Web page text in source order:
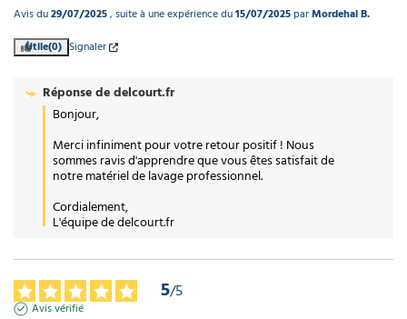
Avis du29/07/2025, suite à une expérience du15/07/2025parMordehai B.
Utile(0) Signaler
Réponse dedelcourt.fr
Bonjour,
Merci infiniment pour votre retour positif ! Nous
sommes ravis d'apprendre que vous êtes satisfait de
notre matériel de lavage professionnel.
Cordialement,
L'équipe de delcourt.fr
5/5
Avis vérifié